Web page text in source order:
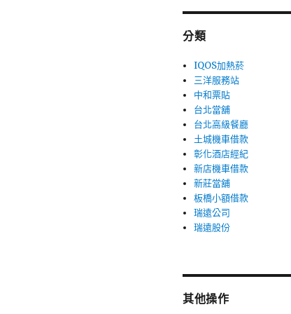
分類
IQOS加熱菸
三洋服務站
中和票貼
台北當舖
台北高級餐廳
土城機車借款
彰化酒店經紀
新店機車借款
新莊當舖
板橋小額借款
瑞遠公司
瑞遠股份
其他操作